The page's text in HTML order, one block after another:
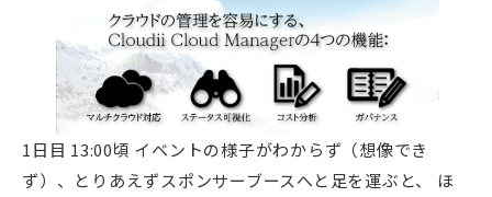
1日目 13:00頃 イベントの様子がわからず（想像でき
ず）、とりあえずスポンサーブースへと足を運ぶと、 ほ